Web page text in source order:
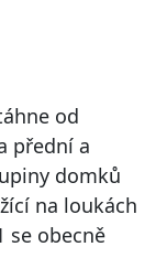
od
přední a
domků
na loukách
se obecně